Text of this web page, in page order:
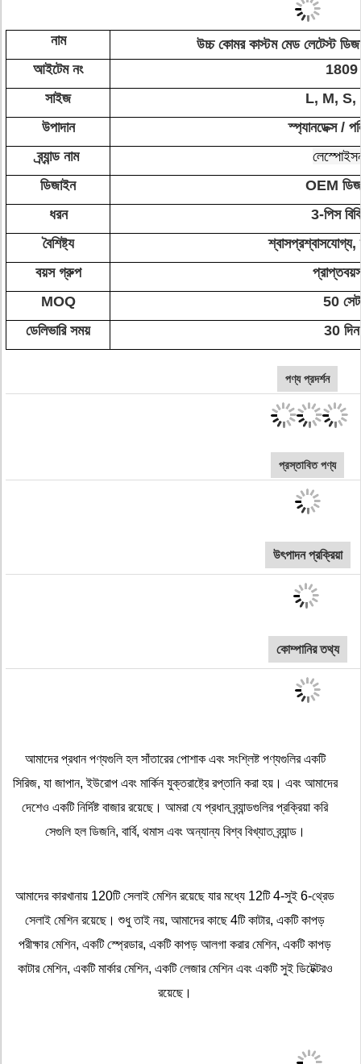
নাম
উচ্চ কোমর কাস্টম মেড লেটেস্ট
আইটেম নং
1809
সাইজ
L, M, S,
উপাদান
স্প্যানডেক্স /
ব্র্যান্ড নাম
ডিজাইন
OEM
ধরন
3-পিস
বৈশিষ্ট্য
বয়স গ্রুপ
MOQ
50 সেট
ডেলিভারি সময়
30 দিন
পণ্য প্রদর্শন
প্রস্তাবিত পণ্য
উৎপাদন প্রক্রিয়া
কোম্পানির তথ্য
আমাদের প্রধান পণ্যগুলি হল সাঁতারের পোশাক এবং সংশ্লিষ্ট পণ্যগুলির একটি
সিরিজ, যা জাপান, ইউরোপ এবং মার্কিন যুক্তরাষ্ট্রে রপ্তানি করা হয়। এবং আমাদের
দেশেও একটি নির্দিষ্ট বাজার রয়েছে। আমরা যে প্রধান ব্র্যান্ডগুলির প্রক্রিয়া করি
সেগুলি হল ডিজনি, বার্বি, থমাস এবং অন্যান্য বিশ্ব বিখ্যাত ব্র্যান্ড।
আমাদের কারখানায় 120টি সেলাই মেশিন রয়েছে যার মধ্যে 12টি 4-সুই 6-থ্রেড
সেলাই মেশিন রয়েছে। শুধু তাই নয়, আমাদের কাছে 4টি কাটার, একটি কাপড়
পরীক্ষার মেশিন, একটি স্প্রেডার, একটি কাপড় আলগা করার মেশিন, একটি কাপড়
কাটার মেশিন, একটি মার্কার মেশিন, একটি লেজার মেশিন এবং একটি সুই ডিটেক্টরও
রয়েছে।